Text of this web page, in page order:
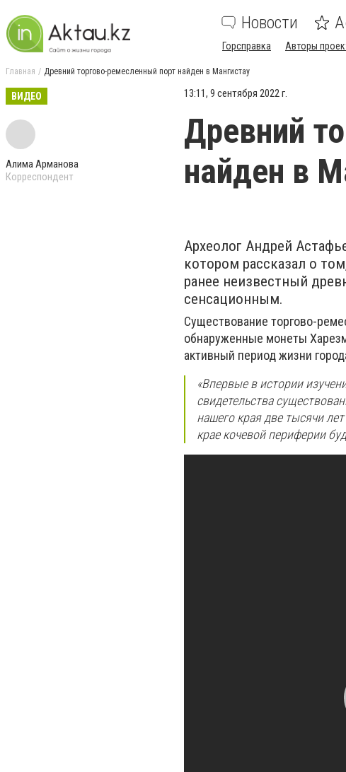
Новости
Горсправка Авторы
Главная Древний торгово-ремесленный порт найден в Мангистау
ВИДЕО
Алима Арманова
Корреспондент
13:11, 9 сентября 2022 г.
Древний
найден в
Археолог Андрей
котором рассказал о
ранее неизвестный
сенсационным.
Существование торгово-
обнаруженные монеты
активный период жизни
«Впервые в истории
свидетельства
нашего края две тысячи
крае кочевой периферии